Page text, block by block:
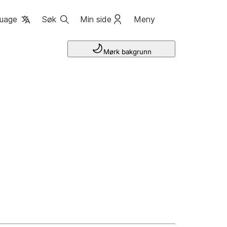
Søk Min side Meny
Mørk bakgrunn